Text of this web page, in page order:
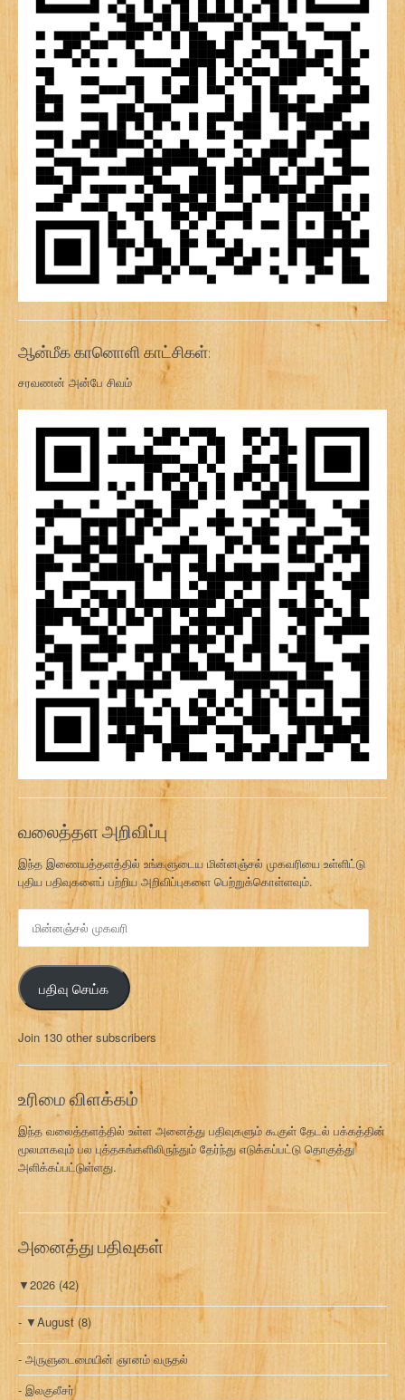
ஆன்மீக கானொளி காட்சிகள்:
சரவணன் அன்பே சிவம்
வலைத்தள அறிவிப்பு
இந்த இணையத்தளத்தில் உங்களுடைய மின்னஞ்சல் முகவரியை உள்ளிட்டு
புதிய பதிவுகளைப் பற்றிய அறிவிப்புகளை பெற்றுக்கொள்ளவும்.
ன
ஞ்
ச
ல்
க
வ
பதிவு செய்க
Join 130 other subscribers
உரிமை விளக்கம்
இந்த வலைத்தளத்தில் உள்ள அனைத்து பதிவுகளும் கூகுள் தேடல் பக்கத்தின்
மூலமாகவும் பல புத்தகங்களிலிருந்தும் தேர்ந்து எடுக்கப்பட்டு தொகுத்து
அளிக்கப்பட்டுள்ளது.
அனைத்து பதிவுகள்
▼2026 (42)
▼August (8)
அருளுடைமையின் ஞானம் வருதல்
இலகுலீசர்